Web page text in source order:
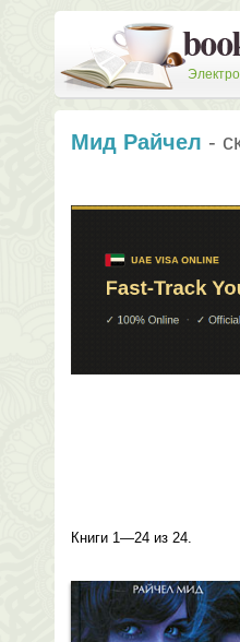
Мид Райчел -
Книги 1—24 из 24.